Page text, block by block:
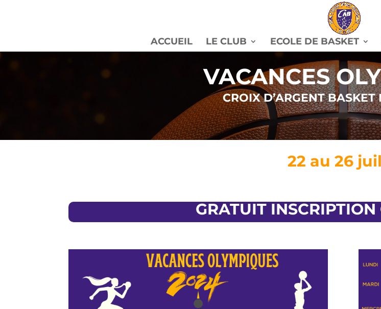
ACCUEIL LE CLUB ECOLE DE BASKET
VACANCES
CROIX D’ARGENT
22 au 26
GRATUIT